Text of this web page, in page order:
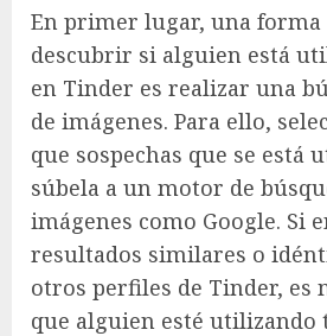
En primer lugar, una forma
descubrir si alguien está
en Tinder es realizar una
de imágenes. Para ello,
que sospechas que se está
súbela a un motor de
imágenes como Google. Si
resultados similares o
otros perfiles de Tinder, es
que alguien esté utilizando